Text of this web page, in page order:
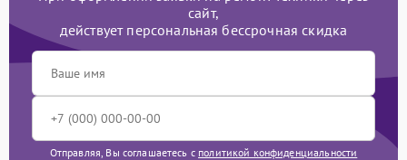
сайт,
действует персональная бессрочная скидка
Отправляя, Вы соглашаетесь с политикой конфиденциальности